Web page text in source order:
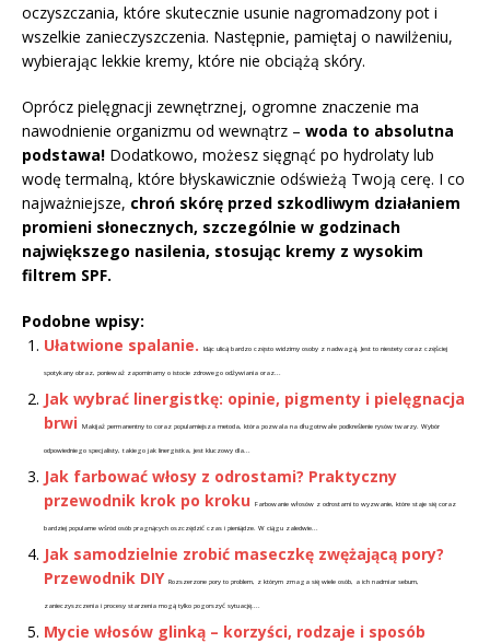
oczyszczania, które skutecznie usunie nagromadzony pot i
wszelkie zanieczyszczenia. Następnie, pamiętaj o nawilżeniu,
wybierając lekkie kremy, które nie obciążą skóry.
Oprócz pielęgnacji zewnętrznej, ogromne znaczenie ma
nawodnienie organizmu od wewnątrz – woda to absolutna
podstawa! Dodatkowo, możesz sięgnąć po hydrolaty lub
wodę termalną, które błyskawicznie odświeżą Twoją cerę. I co
najważniejsze, chroń skórę przed szkodliwym działaniem
promieni słonecznych, szczególnie w godzinach
największego nasilenia, stosując kremy z wysokim
filtrem SPF.
Podobne wpisy:
Ułatwione spalanie.
Idąc ulicą bardzo często widzimy osoby z nadwagą. Jest to niestety coraz częściej
spotykany obraz, ponieważ zapominamy o istocie zdrowego odżywiania oraz...
Jak wybrać linergistkę: opinie, pigmenty i pielęgnacja
brwi
Makijaż permanentny to coraz popularniejsza metoda, która pozwala na długotrwałe podkreślenie rysów twarzy. Wybór
odpowiedniego specjalisty, takiego jak linergistka, jest kluczowy dla...
Jak farbować włosy z odrostami? Praktyczny
przewodnik krok po kroku
Farbowanie włosów z odrostami to wyzwanie, które staje się coraz
bardziej popularne wśród osób pragnących oszczędzić czas i pieniądze. W ciągu zaledwie...
Jak samodzielnie zrobić maseczkę zwężającą pory?
Przewodnik DIY Rozszerzone pory to problem, z którym zmaga się wiele osób, a ich nadmiar sebum,
zanieczyszczenia i procesy starzenia mogą tylko pogorszyć sytuację....
Mycie włosów glinką – korzyści, rodzaje i sposób